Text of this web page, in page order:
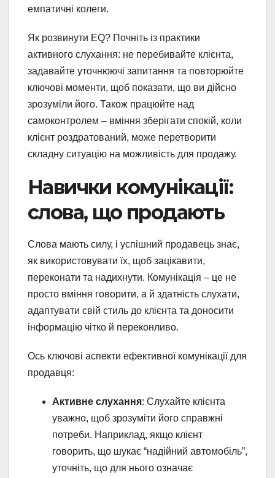
емпатичні колеги.
Як розвинути EQ? Почніть із практики
активного слухання: не перебивайте клієнта,
задавайте уточнюючі запитання та повторюйте
ключові моменти, щоб показати, що ви дійсно
зрозуміли його. Також працюйте над
самоконтролем – вміння зберігати спокій, коли
клієнт роздратований, може перетворити
складну ситуацію на можливість для продажу.
Навички комунікації:
слова, що продають
Слова мають силу, і успішний продавець знає,
як використовувати їх, щоб зацікавити,
переконати та надихнути. Комунікація – це не
просто вміння говорити, а й здатність слухати,
адаптувати свій стиль до клієнта та доносити
інформацію чітко й переконливо.
Ось ключові аспекти ефективної комунікації для
продавця:
Активне слухання: Слухайте клієнта
уважно, щоб зрозуміти його справжні
потреби. Наприклад, якщо клієнт
говорить, що шукає “надійний автомобіль”,
уточніть, що для нього означає